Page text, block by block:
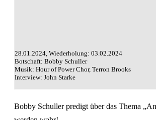
28.01.2024, Wiederholung: 03.02.2024
Botschaft: Bobby Schuller
Musik: Hour of Power Chor, Terron Brooks
Interview: John Starke
Bobby Schuller predigt über das Thema